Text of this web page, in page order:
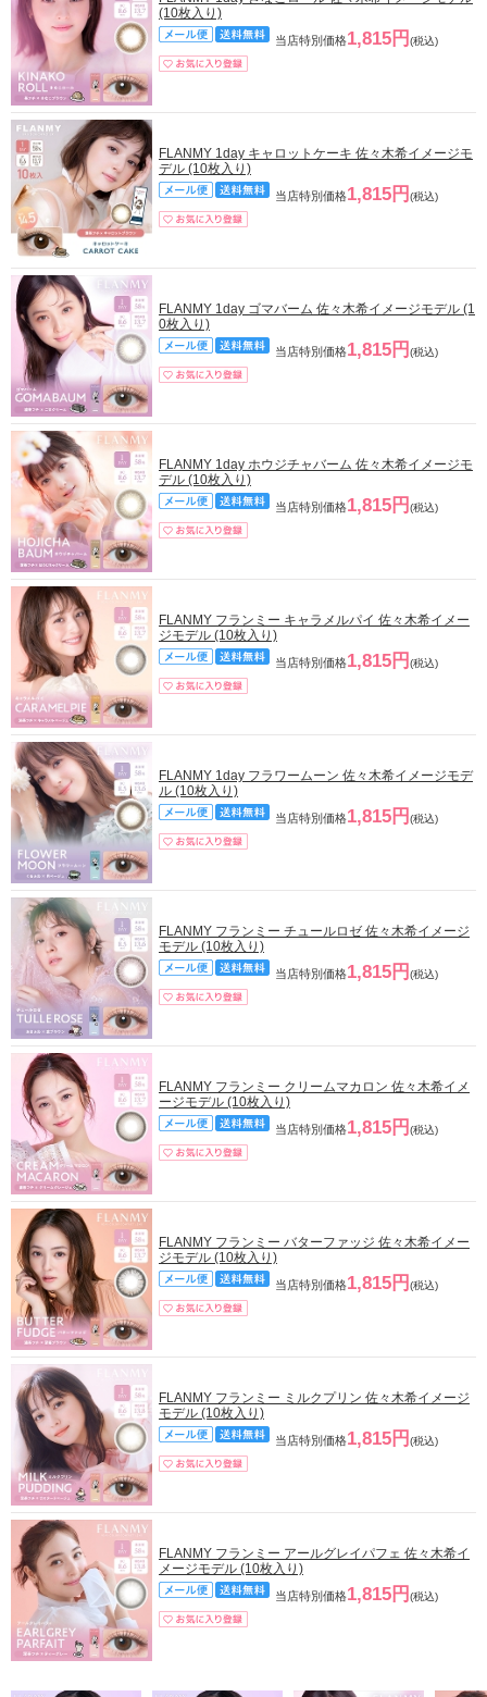
(10枚入り)
当店特別価格1,815円 (税込)
FLANMY 1day キャロットケーキ 佐々木希イメージモ
デル (10枚入り)
当店特別価格1,815円 (税込)
FLANMY 1day ゴマバーム 佐々木希イメージモデル (1
0枚入り)
当店特別価格1,815円 (税込)
FLANMY 1day ホウジチャバーム 佐々木希イメージモ
デル (10枚入り)
当店特別価格1,815円 (税込)
FLANMY フランミー キャラメルパイ 佐々木希イメー
ジモデル (10枚入り)
当店特別価格1,815円 (税込)
FLANMY 1day フラワームーン 佐々木希イメージモデ
ル (10枚入り)
当店特別価格1,815円 (税込)
FLANMY フランミー チュールロゼ 佐々木希イメージ
モデル (10枚入り)
当店特別価格1,815円 (税込)
FLANMY フランミー クリームマカロン 佐々木希イメ
ージモデル (10枚入り)
当店特別価格1,815円 (税込)
FLANMY フランミー バターファッジ 佐々木希イメー
ジモデル (10枚入り)
当店特別価格1,815円 (税込)
FLANMY フランミー ミルクプリン 佐々木希イメージ
モデル (10枚入り)
当店特別価格1,815円 (税込)
FLANMY フランミー アールグレイパフェ 佐々木希イ
メージモデル (10枚入り)
当店特別価格1,815円 (税込)